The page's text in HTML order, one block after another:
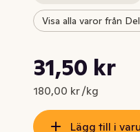
Visa alla varor från
Nuvarande pris är:
31,50 kr
180,00 kr /kg
Styckpris: 180,00 kr /
Lägg till i